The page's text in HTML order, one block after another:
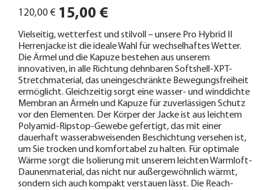
Ursprünglicher
Preis
120,00 € Angebotspreis
15,00 €
Vielseitig, wetterfest und stilvoll – unsere Pro Hybrid II
Herrenjacke ist die ideale Wahl für wechselhaftes Wetter.
Die Ärmel und die Kapuze bestehen aus unserem
innovativen, in alle Richtung dehnbaren Softshell-XPT-
Stretchmaterial, das uneingeschränkte Bewegungsfreiheit
ermöglicht. Gleichzeitig sorgt eine wasser- und winddichte
Membran an Ärmeln und Kapuze für zuverlässigen Schutz
vor den Elementen. Der Körper der Jacke ist aus leichtem
Polyamid-Ripstop-Gewebe gefertigt, das mit einer
dauerhaft wasserabweisenden Beschichtung versehen ist,
um Sie trocken und komfortabel zu halten. Für optimale
Wärme sorgt die Isolierung mit unserem leichten Warmloft-
Daunenmaterial, das nicht nur außergewöhnlich wärmt,
sondern sich auch kompakt verstauen lässt. Die Reach-